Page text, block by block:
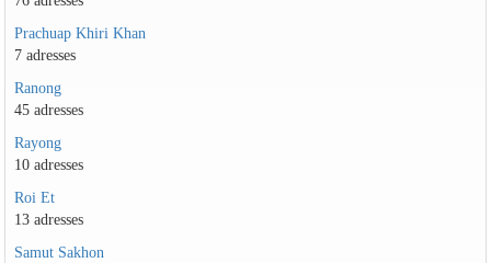
Prachuap Khiri Khan
7 adresses
Ranong
45 adresses
Rayong
10 adresses
Roi Et
13 adresses
Samut Sakhon